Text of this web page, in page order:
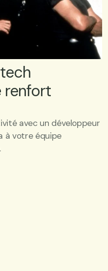
renfort
avec un développeur
à votre équipe